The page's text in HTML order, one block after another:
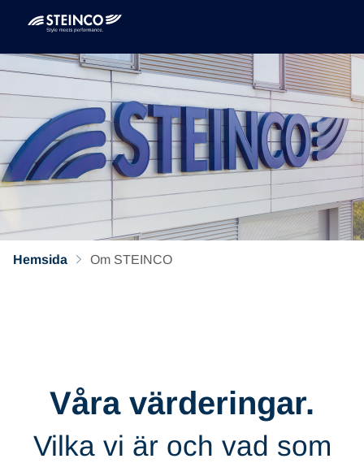
Hemsida Om STEINCO
Våra värderingar.
Vilka vi är och vad som